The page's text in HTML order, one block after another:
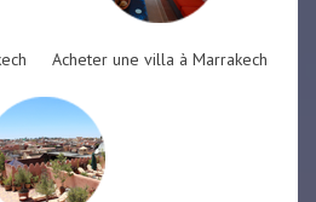
Acheter une villa à Marrakech